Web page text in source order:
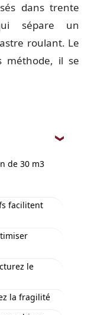
dans trente
sépare un
roulant. Le
méthode, il se
de 30 m3
facilitent
le
la fragilité